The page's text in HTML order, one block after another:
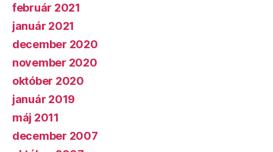
február 2021
január 2021
december 2020
november 2020
október 2020
január 2019
máj 2011
december 2007